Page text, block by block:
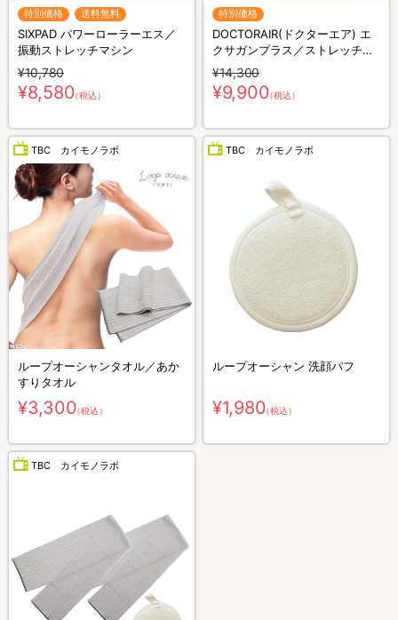
特別価格 送料無料
SIXPAD パワーローラーエス／
振動ストレッチマシン
¥10,780
¥8,580（税込）
特別価格
DOCTORAIR(ドクターエア) エ
クサガンプラス／ストレッチサ
ポート／美顔器
¥14,300
¥9,900（税込）
TBC カイモノラボ
ループオーシャンタオル／あか
すりタオル
¥3,300（税込）
TBC カイモノラボ
ループオーシャン 洗顔パフ
¥1,980（税込）
TBC カイモノラボ